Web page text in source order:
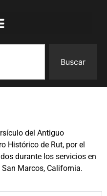
Buscar
del Antiguo
Histórico de Rut, por el
durante los servicios en
Marcos, California.